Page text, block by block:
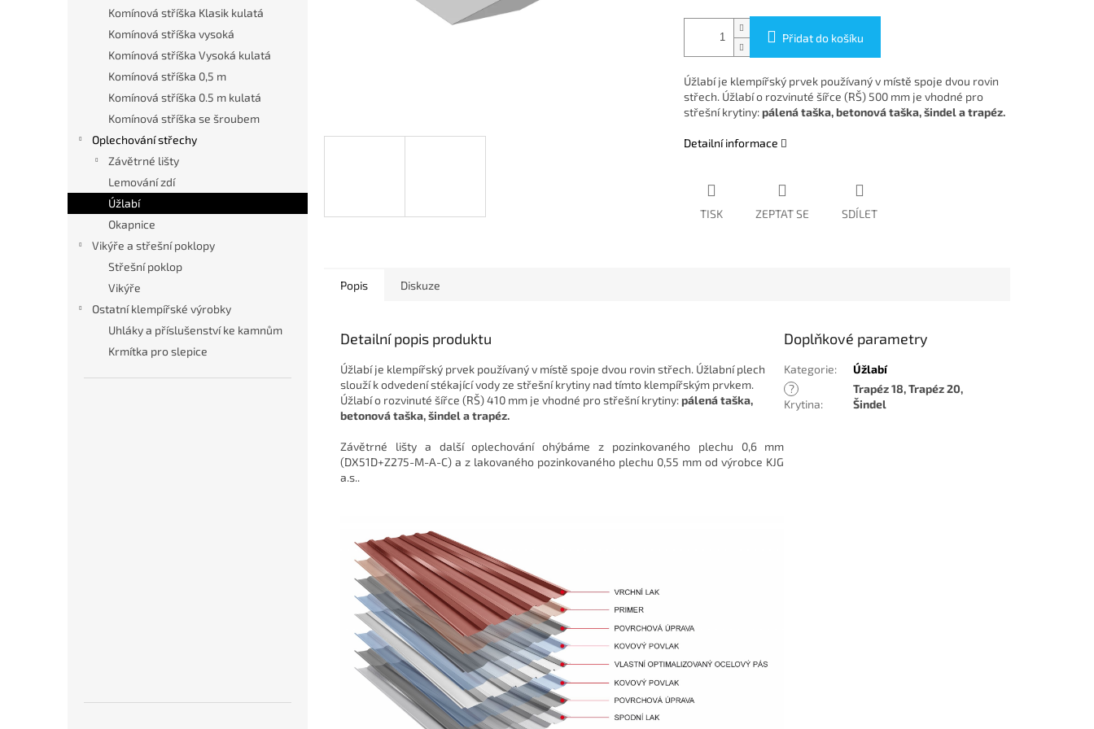
Komínová stříška Klasik kulatá
Komínová stříška vysoká
Komínová stříška Vysoká kulatá
Komínová stříška 0,5 m
Komínová stříška 0.5 m kulatá
Komínová stříška se šroubem
Oplechování střechy
Závětrné lišty
Lemování zdí
Úžlabí
Okapnice
Vikýře a střešní poklopy
Střešní poklop
Vikýře
Ostatní klempířské výrobky
Uhláky a příslušenství ke kamnům
Krmítka pro slepice
Přidat do košíku
Úžlabí je klempířský prvek používaný v místě spoje dvou rovin
střech. Úžlabí o rozvinuté šířce (RŠ) 500 mm je vhodné pro
střešní krytiny:pálená taška, betonová taška, šindel a trapéz.
Detailní informace
TISK ZEPTAT SE SDÍLET
Popis Diskuze
Detailní popis produktu
Úžlabí je klempířský prvek používaný v místě spoje dvou rovin střech. Úžlabní plech
slouží k odvedení stékající vody ze střešní krytiny nad tímto klempířským prvkem.
Úžlabí o rozvinuté šířce (RŠ) 410 mm je vhodné pro střešní krytiny:pálená taška,
betonová taška, šindel a trapéz.
Závětrné lišty a další oplechování ohýbáme z pozinkovaného plechu 0,6 mm
(DX51D+Z275-M-A-C) a z lakovaného pozinkovaného plechu 0,55 mm od výrobce KJG
a.s..
Doplňkové parametry
Kategorie:
Úžlabí
?
Krytina:
Trapéz 18, Trapéz 20,
Šindel